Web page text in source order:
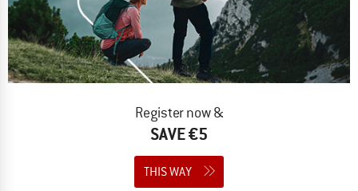
Register now &
SAVE €5
THIS WAY